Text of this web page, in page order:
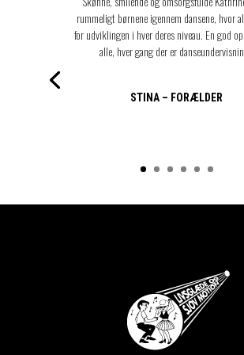
rummeligt børnene igennem dansene, hvor
for udviklingen i hver deres niveau. En god
alle, hver gang der er
STINA – FORÆLDER